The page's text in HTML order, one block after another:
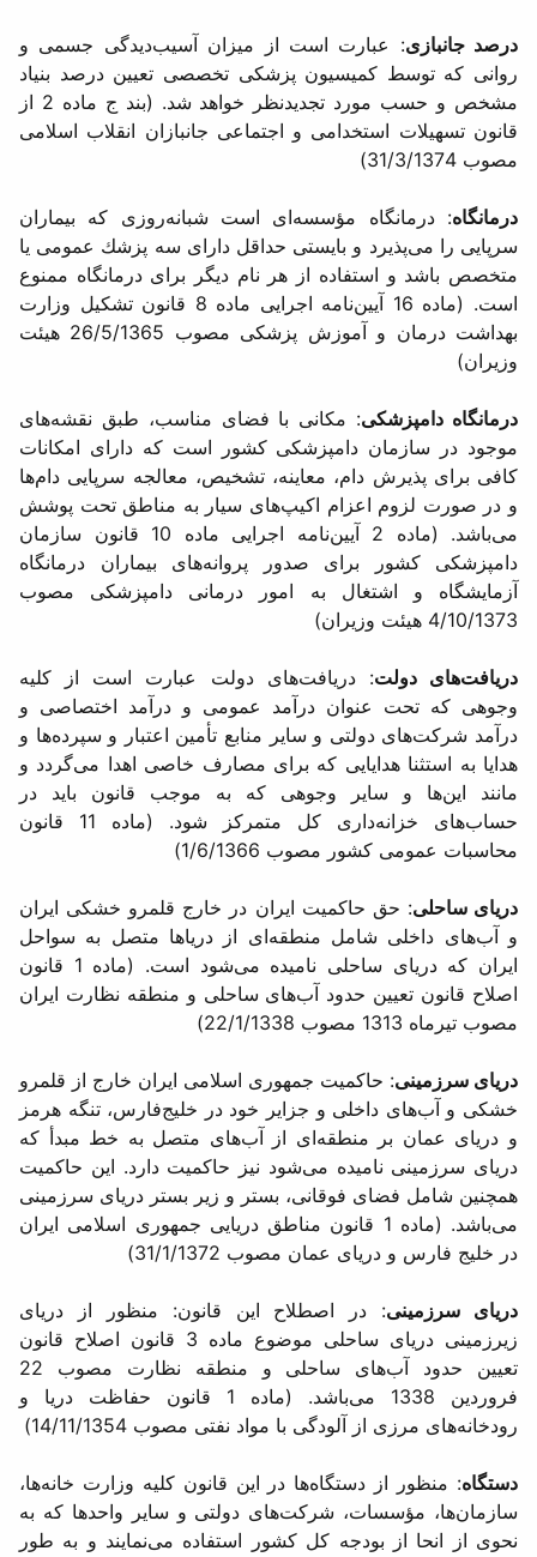
درصد جانبازی: عبارت است از میزان آسیب‌دیدگی جسمی و
روانی كه توسط كمیسیون پزشكی تخصصی تعیین درصد بنیاد
مشخص و حسب مورد تجدیدنظر خواهد شد. (بند ج ماده 2 از
قانون تسهیلات استخدامی و اجتماعی جانبازان انقلاب اسلامی
مصوب 31/3/1374)
درمانگاه: درمانگاه مؤسسه‌ای است شبانه‌روزی كه بیماران
سرپایی را می‌پذیرد و بایستی حداقل دارای سه پزشك عمومی یا
متخصص باشد و استفاده از هر نام دیگر برای درمانگاه ممنوع
است. (ماده 16 آیین‌نامه اجرایی ماده 8 قانون تشكیل وزارت
بهداشت درمان و آموزش پزشكی مصوب 26/5/1365 هیئت
وزیران)
درمانگاه دامپزشكی: مكانی با فضای مناسب، طبق نقشه‌های
موجود در سازمان دامپزشكی كشور است كه دارای امكانات
كافی برای پذیرش دام، معاینه، تشخیص، معالجه سرپایی دام‌ها
و در صورت لزوم اعزام اكیپ‌های سیار به مناطق تحت پوشش
می‌باشد. (ماده 2 آیین‌نامه اجرایی ماده 10 قانون سازمان
دامپزشكی كشور برای صدور پروانه‌های بیماران درمانگاه
آزمایشگاه و اشتغال به امور درمانی دامپزشكی مصوب
4/10/1373 هیئت وزیران)
دریافت‌های دولت: دریافت‌های دولت عبارت است از كلیه
وجوهی كه تحت عنوان درآمد عمومی و درآمد اختصاصی و
درآمد شركت‌های دولتی و سایر منابع تأمین اعتبار و سپرده‌ها و
هدایا به استثنا هدایایی كه برای مصارف خاصی اهدا می‌گردد و
مانند این‌ها و سایر وجوهی كه به موجب قانون باید در
حساب‌های خزانه‌داری كل متمركز شود. (ماده 11 قانون
محاسبات عمومی كشور مصوب 1/6/1366)
دریای ساحلی: حق حاكمیت ایران در خارج قلمرو خشكی ایران
و آب‌های داخلی شامل منطقه‌ای از دریاها متصل به سواحل
ایران كه دریای ساحلی نامیده می‌شود است. (ماده 1 قانون
اصلاح قانون تعیین حدود آب‌های ساحلی و منطقه نظارت ایران
مصوب تیرماه 1313 مصوب 22/1/1338)
دریای سرزمینی: حاكمیت جمهوری اسلامی ایران خارج از قلمرو
خشكی و آب‌های داخلی و جزایر خود در خلیج‌فارس، تنگه هرمز
و دریای عمان بر منطقه‌ای از آب‌های متصل به خط مبدأ كه
دریای سرزمینی نامیده می‌شود نیز حاكمیت دارد. این حاكمیت
همچنین شامل فضای فوقانی، بستر و زیر بستر دریای سرزمینی
می‌باشد. (ماده 1 قانون مناطق دریایی جمهوری اسلامی ایران
در خلیج‌ فارس و دریای عمان مصوب 31/1/1372)
دریای سرزمینی: در اصطلاح این قانون: منظور از دریای
زیرزمینی دریای ساحلی موضوع ماده 3 قانون اصلاح قانون
تعیین حدود آب‌های ساحلی و منطقه نظارت مصوب 22
فروردین 1338 می‌باشد. (ماده 1 قانون حفاظت دریا و
رودخانه‌های مرزی از آلودگی با مواد نفتی مصوب 14/11/1354)
دستگاه: منظور از دستگاه‌ها در این قانون كلیه وزارت خانه‌ها،
سازمان‌ها، مؤسسات، شركت‌های دولتی و سایر واحدها كه به
نحوی از انحا از بودجه كل كشور استفاده می‌نمایند و به طور